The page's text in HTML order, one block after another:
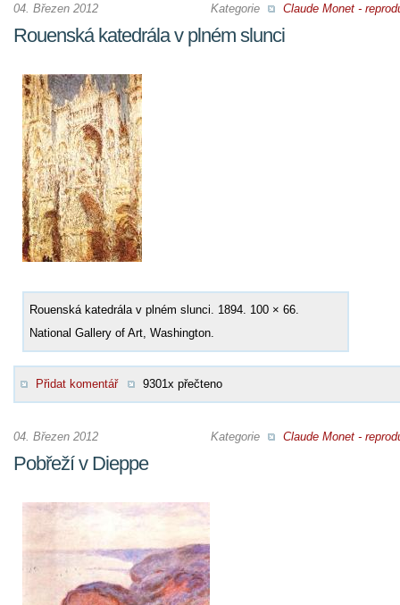
Kategorie Claude Monet -
04. Březen 2012
Rouenská katedrála v plném slunci
Rouenská katedrála v plném slunci. 1894. 100 × 66.
National Gallery of Art, Washington.
Přidat komentář 9301x přečteno
Kategorie Claude Monet -
04. Březen 2012
Pobřeží v Dieppe